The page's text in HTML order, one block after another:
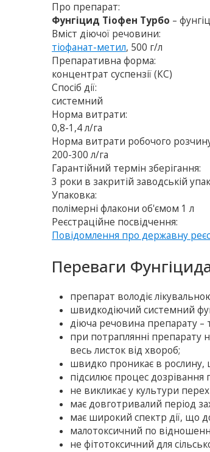
Про препарат:
Фунгіцид Тіофен Турбо –
Вміст діючої речовини:
тіофанат-метил, 500 г/л
Препаративна форма:
концентрат суспензії (КС)
Спосіб дії:
системний
Норма витрати:
0,8-1,4 л/га
Норма витрати робочого
200-300 л/га
Гарантійний термін зберігання:
3 роки в закритій заводській
Упаковка:
полімерні флакони об'ємом 1 л
Реєстраційне посвідчення:
Повідомлення про державну
Переваги
препарат володіє
швидкодіючий системний
діюча речовина препарату –
при потраплянні препарату
весь листок від хвороб;
швидко проникає в
підсилює процес дозрівання
не викликає у культури
має довготривалий період
має широкий спектр дії, що
малотоксичний по
не фітотоксичний для